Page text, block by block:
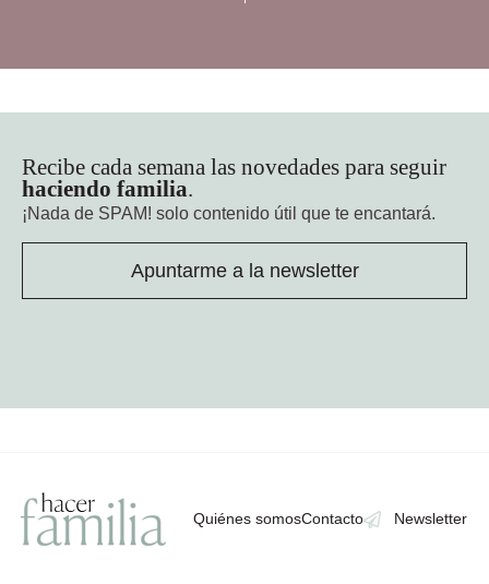
Recibe cada semana las novedades para seguir
haciendo familia.
¡Nada de SPAM! solo contenido útil que te encantará.
Apuntarme a la newsletter
Quiénes somosContacto Newsletter